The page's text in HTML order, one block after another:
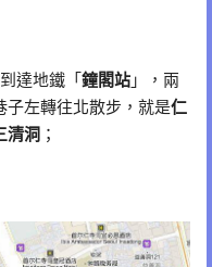
達地鐵「 鐘閣站 」，兩
子左轉往北散步，就是仁
清洞 ；